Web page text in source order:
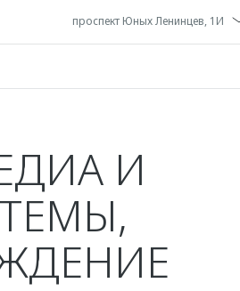
проспект Юных Ленинцев, 1И
И